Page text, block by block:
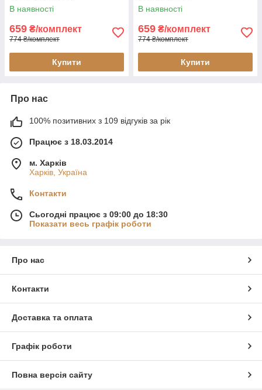
В наявності
659 ₴/комплект
774 ₴/комплект
Купити
В наявності
659 ₴/комплект
774 ₴/комплект
Купити
Про нас
100% позитивних з 109 відгуків за рік
Працює з 18.03.2014
м. Харків
Харків, Україна
Контакти
Сьогодні працює з 09:00 до 18:30
Показати весь графік роботи
Про нас
Контакти
Доставка та оплата
Графік роботи
Повна версія сайту